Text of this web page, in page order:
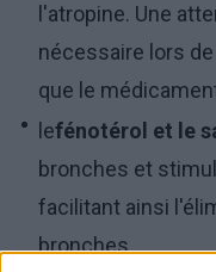
l'atropine. Une
nécessaire lors
que le
lefénotérol et le
bronches et
facilitant ainsi
bronches,